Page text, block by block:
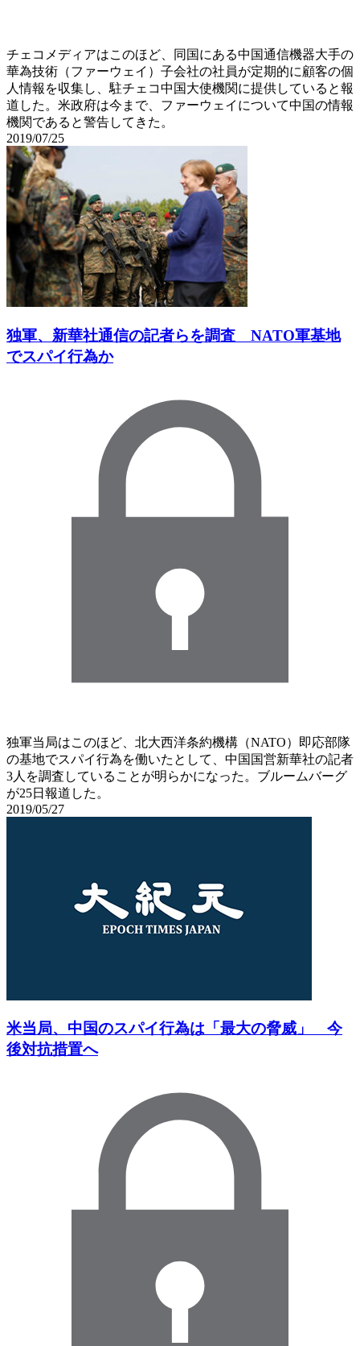
チェコメディアはこのほど、同国にある中国通信機器大手の
華為技術（ファーウェイ）子会社の社員が定期的に顧客の個
人情報を収集し、駐チェコ中国大使機関に提供していると報
道した。米政府は今まで、ファーウェイについて中国の情報
機関であると警告してきた。
2019/07/25
独軍、新華社通信の記者らを調査 NATO軍基地
でスパイ行為か
独軍当局はこのほど、北大西洋条約機構（NATO）即応部隊
の基地でスパイ行為を働いたとして、中国国営新華社の記者
3人を調査していることが明らかになった。ブルームバーグ
が25日報道した。
2019/05/27
米当局、中国のスパイ行為は「最大の脅威」 今
後対抗措置へ